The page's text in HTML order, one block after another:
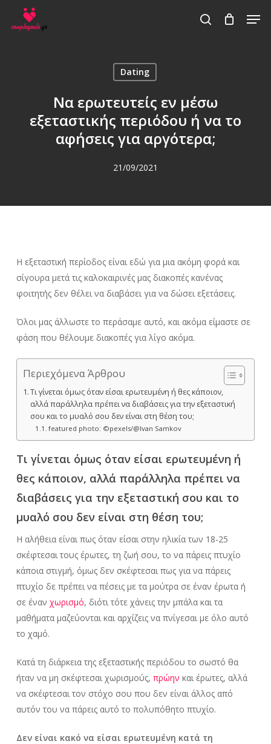
search
Dating
Να ερωτευτείς εν μέσω
εξεταστικής περιόδου ή να το
αφήσεις για αργότερα;
21/09/2021
Η εξεταστική περίοδος είναι εδώ για μια ακόμη φορά και
σίγουρα μετά τις καλοκαιρινές μας διακοπές κανένας
φοιτητής δεν θέλει να διαβάσει για να δώσει εξετάσεις.
Όλοι μας άλλωστε το περάσαμε αυτό, και ακόμα είμαστε σε
φάση που θέλουμε διακοπές για λίγο ακόμα.
Περιεχόμενα Άρθρου
Τι γίνεται όμως όταν είσαι ερωτευμένη ή θες κάποιον,
αλλά παράλληλα πρέπει να διαβάσεις για την εξεταστική
σου και το μυαλό σου δεν είναι στη θέση του;
featured photo: ©pexels/@Ivan Samkov
Τι γίνεται όμως όταν είσαι ερωτευμένη ή
θες κάποιον, αλλά παράλληλα πρέπει να
διαβάσεις για την εξεταστική σου και το
μυαλό σου δεν είναι στη θέση του;
Η αλήθεια είναι πως όταν είσαι στην ηλικία των 18-25
σκέφτεσαι τους έρωτες, τη ζωή σου, το να πάρεις πτυχίο
κάποια στιγμή, όμως δεν σκέφτεσαι πως για να πάρεις
πτυχίο δε πρέπει να πέσεις με τα μούτρα σε έναν έρωτα ή
σε έναν χωρισμό, διότι τότε χάνεις την μπάλα και τα
μαθήματα μαζεύονται και αρχίζεις να πνίγεσαι με όλο αυτό
το χαμό.
Κατά τη διάρκεια της εξεταστικής περιόδου το σωστό θα
ήταν να μη σκέφτεσαι χωρισμούς, πρώην και έρωτες, αλλά
να σκέφτεσαι τον στόχο σου που δεν είναι άλλος από
αυτόν του να πάρεις αυτό το πολυπόθητο πτυχίο.
Δεν είναι κακό να είσαι ερωτευμένη κατά τη